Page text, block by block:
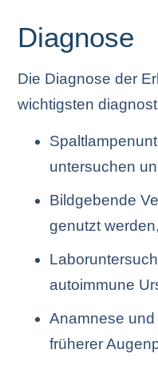
Diagnose
Die Diagnose der
wichtigsten
untersuchen
Bildgebende
genutzt
autoimmune
Anamnese
früherer